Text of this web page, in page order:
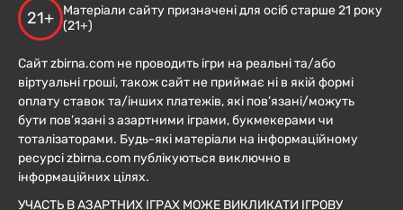
21+
Матеріали сайту призначені для осіб старше 21 року
(21+)
Сайт zbirna.com не проводить ігри на реальні та/або
віртуальні гроші, також сайт не приймає ні в якій формі
оплату ставок та/інших платежів, які пов’язані/можуть
бути пов’язані з азартними іграми, букмекерами чи
тоталізаторами. Будь-які матеріали на інформаційному
ресурсі zbirna.com публікуються виключно в
інформаційних цілях.
УЧАСТЬ В АЗАРТНИХ ІГРАХ МОЖЕ ВИКЛИКАТИ ІГРОВУ